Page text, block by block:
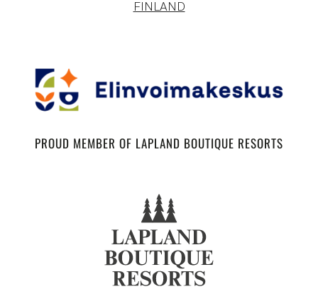
FINLAND
PROUD MEMBER OF LAPLAND BOUTIQUE RESORTS